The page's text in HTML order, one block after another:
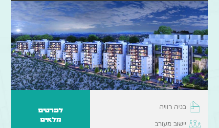
בניה רוויה
יישוב מעורב
לפרטים
מלאים